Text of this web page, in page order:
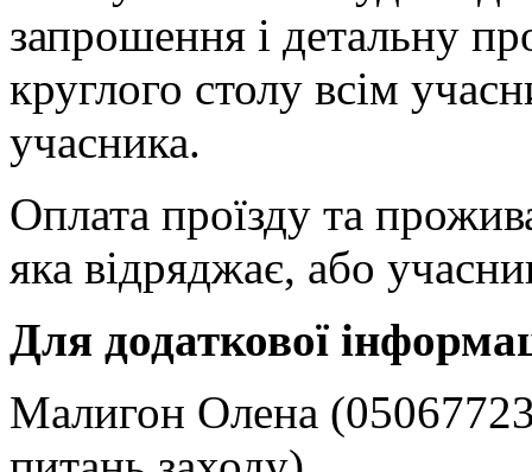
запрошення і детальну
круглого столу всім
учасника.
Оплата проїзду та
яка відряджає, або
Для додаткової
Малигон Олена